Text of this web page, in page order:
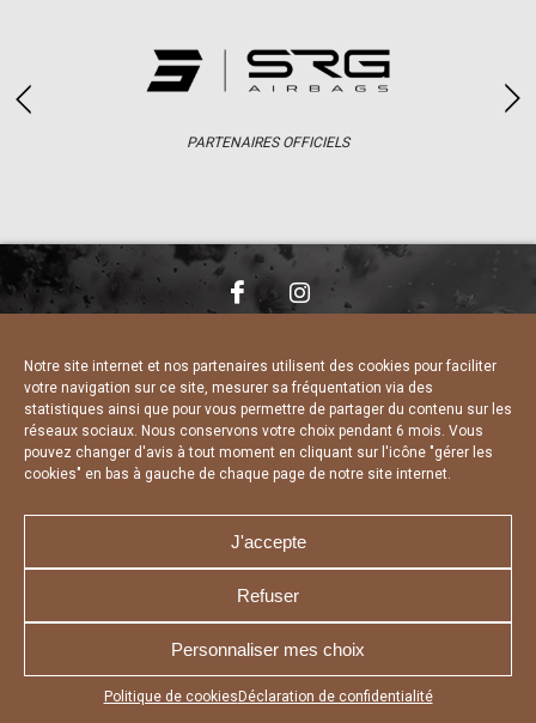
Notre site internet et nos partenaires utilisent des cookies pour faciliter
votre navigation sur ce site, mesurer sa fréquentation via des
statistiques ainsi que pour vous permettre de partager du contenu sur les
réseaux sociaux. Nous conservons votre choix pendant 6 mois. Vous
pouvez changer d'avis à tout moment en cliquant sur l'icône "gérer les
cookies" en bas à gauche de chaque page de notre site internet.
J'accepte
Refuser
Personnaliser mes choix
Politique de cookies Déclaration de confidentialité
Appuyez sur le bouton partager en bas de votre
PARTENAIRES OFFICIELS
CHARTE DE CONFIDENTIALITÉ
DÉCLARATION DE CONFIDENTIALITÉ
POLITIQUE D’UTILISATION DES COOKIES
RÉALISÉ PAR L’AGENCE WEB A3 WEB